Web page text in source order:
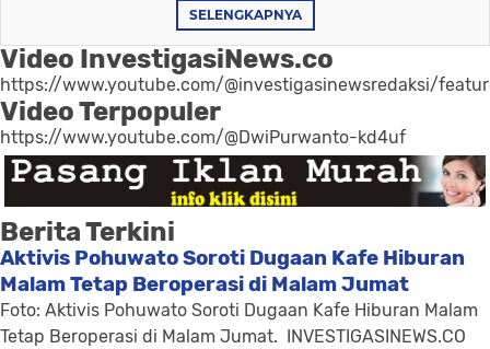
SELENGKAPNYA
Video InvestigasiNews.co
https://www.youtube.com/@investigasinewsredaksi/
Video Terpopuler
https://www.youtube.com/@DwiPurwanto-kd4uf
Berita Terkini
Aktivis Pohuwato Soroti Dugaan Kafe Hiburan
Malam Tetap Beroperasi di Malam Jumat
Foto: Aktivis Pohuwato Soroti Dugaan Kafe Hiburan Malam
Tetap Beroperasi di Malam Jumat. INVESTIGASINEWS.CO